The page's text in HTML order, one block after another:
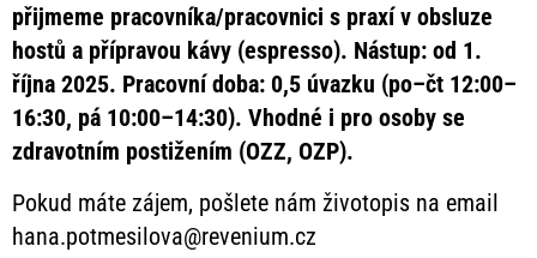
přijmeme pracovníka/pracovnici s praxí v obsluze
hostů a přípravou kávy (espresso). Nástup: od 1.
října 2025. Pracovní doba: 0,5 úvazku (po–čt 12:00–
16:30, pá 10:00–14:30). Vhodné i pro osoby se
zdravotním postižením (OZZ, OZP).
Pokud máte zájem, pošlete nám životopis na email
hana.potmesilova@revenium.cz